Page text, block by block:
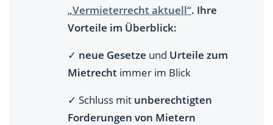
„Vermieterrecht aktuell“. Ihre
Vorteile im Überblick:
✓ neue Gesetze und Urteile zum
Mietrecht immer im Blick
✓ Schluss mit unberechtigten
Forderungen von Mietern